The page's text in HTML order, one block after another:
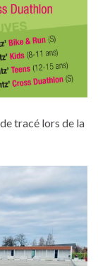
tracé lors de la